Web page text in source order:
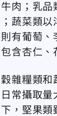
肉；乳品
蔬菜類以
有葡萄、
含杏仁、
雜糧類和
常攝取量
，堅果類